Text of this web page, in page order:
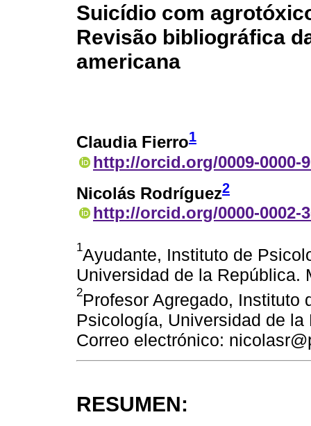
Suicídio com
Revisão bibliográfica
americana
Claudia Fierro1
http://orcid.org/0009-0000-
Nicolás Rodríguez2
http://orcid.org/0000-0002-
1Ayudante, Instituto de
Universidad de la República.
2Profesor Agregado,
Psicología, Universidad de
Correo electrónico:
RESUMEN: